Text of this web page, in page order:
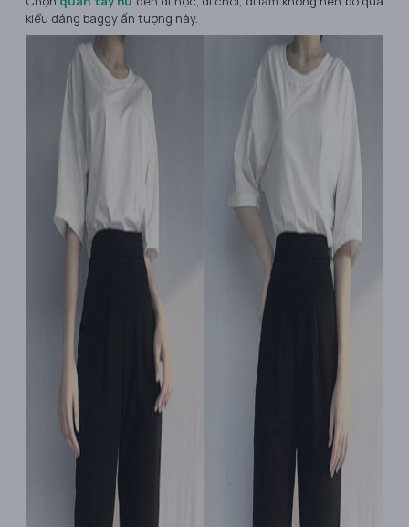
kiểu dáng baggy ấn tượng này.